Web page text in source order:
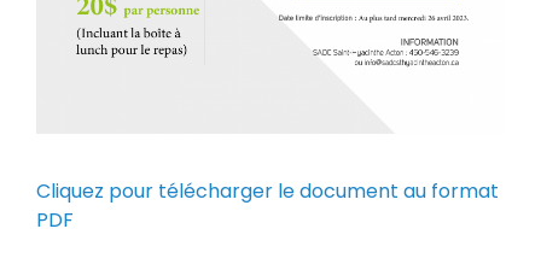
Cliquez pour télécharger le document au format
PDF